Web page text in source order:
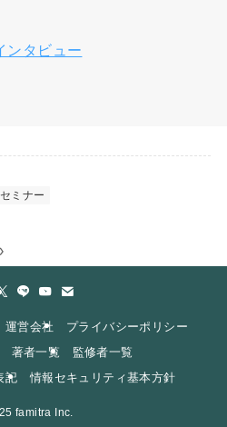
ンタビュー
ミナー
運営会社
プライバシーポリシー
著者一覧
監修者一覧
記
情報セキュリティ基本方針
famitra Inc.